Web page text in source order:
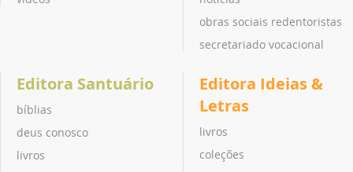
obras sociais redentoristas
secretariado vocacional
Editora Santuário
bíblias
deus conosco
livros
Editora Ideias &
Letras
livros
coleções